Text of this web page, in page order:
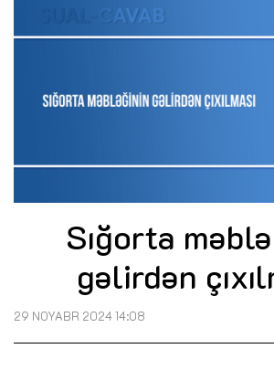
Sığorta
gəlirdən
29 NOYABR 2024 14:08